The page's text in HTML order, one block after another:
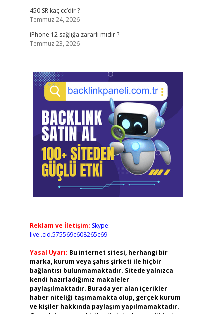
450 SR kaç cc’dir ?
Temmuz 24, 2026
iPhone 12 sağlığa zararlı mıdır ?
Temmuz 23, 2026
Reklam ve İletişim: Skype:
live:.cid.575569c608265c69
Yasal Uyarı: Bu internet sitesi, herhangi bir
marka, kurum veya şahıs şirketi ile hiçbir
bağlantısı bulunmamaktadır. Sitede yalnızca
kendi hazırladığımız makaleler
paylaşılmaktadır. Burada yer alan içerikler
haber niteliği taşımamakta olup, gerçek kurum
ve kişiler hakkında paylaşım yapılmamaktadır.